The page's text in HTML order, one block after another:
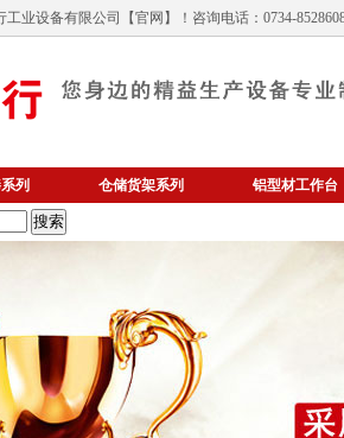
工业设备有限公司 【官网】！咨询电话：0734-
列 仓储货架系列 铝型材工作台